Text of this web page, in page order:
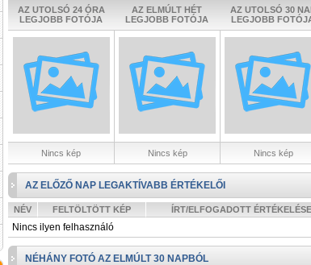
AZ UTOLSÓ 24 ÓRA
LEGJOBB FOTÓJA
AZ ELMÚLT HÉT
LEGJOBB FOTÓJA
AZ UTOLSÓ 30
LEGJOBB
Nincs kép Nincs kép Nincs kép
AZ ELŐZŐ NAP LEGAKTÍVABB ÉRTÉKELŐI
NÉV FELTÖLTÖTT KÉP ÍRT/ELFOGADOTT
Nincs ilyen felhasználó
NÉHÁNY FOTÓ AZ ELMÚLT 30 NAPBÓL